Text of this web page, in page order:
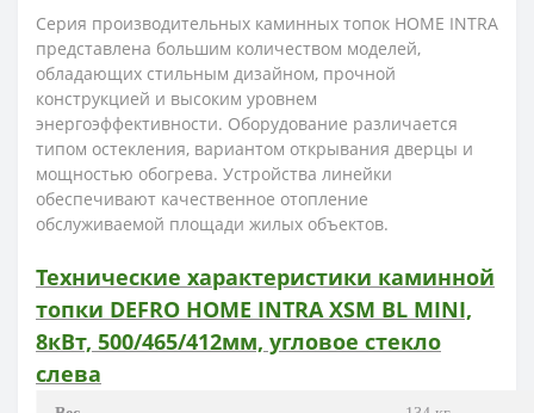
Серия производительных каминных топок HOME INTRA
представлена большим количеством моделей,
обладающих стильным дизайном, прочной
конструкцией и высоким уровнем
энергоэффективности. Оборудование различается
типом остекления, вариантом открывания дверцы и
мощностью обогрева. Устройства линейки
обеспечивают качественное отопление
обслуживаемой площади жилых объектов.
Технические характеристики каминной
топки DEFRO HOME INTRA XSM BL MINI,
8кВт, 500/465/412мм, угловое стекло
слева